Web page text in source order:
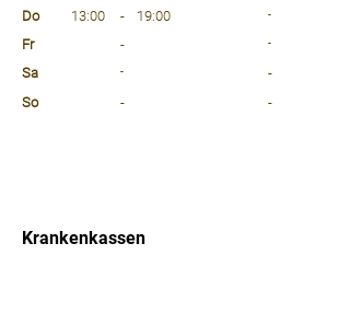
Do
13:00 - 19:00 -
Fr - -
Sa -
-
So
-
-
Krankenkassen